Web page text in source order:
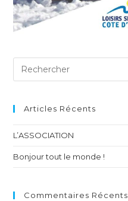
Articles Récents
L’ASSOCIATION
Bonjour tout le monde !
Commentaires Récents